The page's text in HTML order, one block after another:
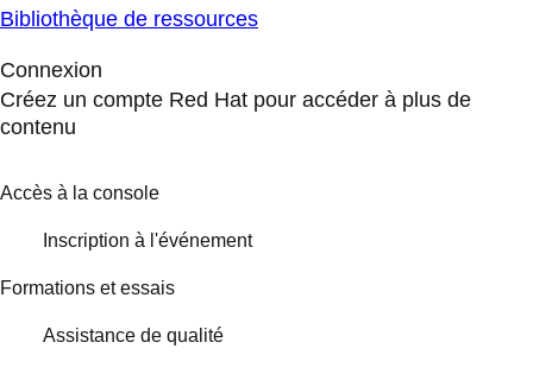
Bibliothèque de ressources
Connexion
Créez un compte Red Hat pour accéder à plus de
contenu
Accès à la console
Inscription à l'événement
Formations et essais
Assistance de qualité